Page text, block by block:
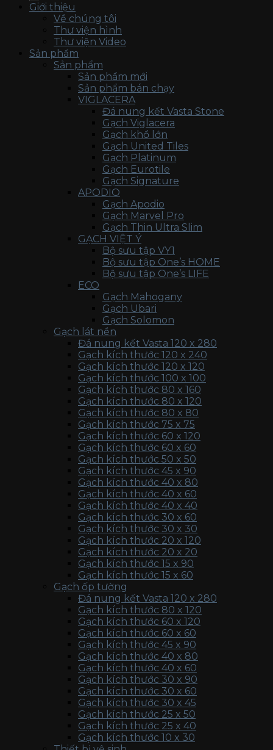
Giới thiệu
Về chúng tôi
Thư viện hình
Thư viện Video
Sản phẩm
Sản phẩm
Sản phẩm mới
Sản phẩm bán chạy
VIGLACERA
Đá nung kết Vasta Stone
Gạch Viglacera
Gạch khổ lớn
Gạch United Tiles
Gạch Platinum
Gạch Eurotile
Gạch Signature
APODIO
Gạch Apodio
Gạch Marvel Pro
Gạch Thin Ultra Slim
GẠCH VIỆT Ý
Bộ sưu tập VY1
Bộ sưu tập One’s HOME
Bộ sưu tập One’s LIFE
ECO
Gạch Mahogany
Gạch Ubari
Gạch Solomon
Gạch lát nền
Đá nung kết Vasta 120 x 280
Gạch kích thước 120 x 240
Gạch kích thước 120 x 120
Gạch kích thước 100 x 100
Gạch kích thước 80 x 160
Gạch kích thước 80 x 120
Gạch kích thước 80 x 80
Gạch kích thước 75 x 75
Gạch kích thước 60 x 120
Gạch kích thước 60 x 60
Gạch kích thước 50 x 50
Gạch kích thước 45 x 90
Gạch kích thước 40 x 80
Gạch kích thước 40 x 60
Gạch kích thước 40 x 40
Gạch kích thước 30 x 60
Gạch kích thước 30 x 30
Gạch kích thước 20 x 120
Gạch kích thước 20 x 20
Gạch kích thước 15 x 90
Gạch kích thước 15 x 60
Gạch ốp tường
Đá nung kết Vasta 120 x 280
Gạch kích thước 80 x 120
Gạch kích thước 60 x 120
Gạch kích thước 60 x 60
Gạch kích thước 45 x 90
Gạch kích thước 40 x 80
Gạch kích thước 40 x 60
Gạch kích thước 30 x 90
Gạch kích thước 30 x 60
Gạch kích thước 30 x 45
Gạch kích thước 25 x 50
Gạch kích thước 25 x 40
Gạch kích thước 10 x 30